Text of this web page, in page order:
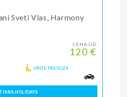
Sveti Vlas, Harmony
CENA OD
120 €
VRSTE PREVOZA
TIARA HOLIDAYS